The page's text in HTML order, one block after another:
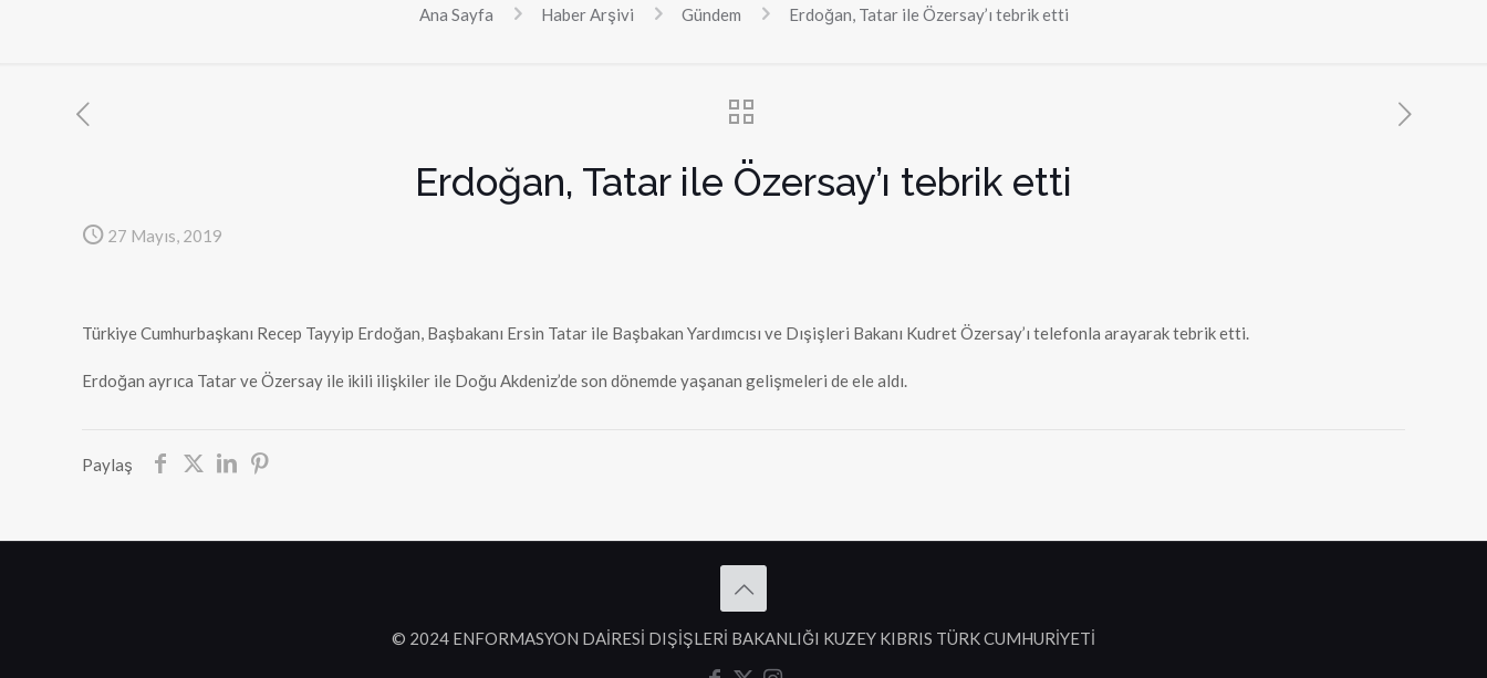
Ana Sayfa Haber Arşivi Gündem Erdoğan, Tatar ile Özersay’ı tebrik etti
Erdoğan, Tatar ile Özersay’ı tebrik etti
27 Mayıs, 2019
Türkiye Cumhurbaşkanı Recep Tayyip Erdoğan, Başbakanı Ersin Tatar ile Başbakan Yardımcısı ve Dışişleri Bakanı Kudret Özersay’ı telefonla arayarak tebrik etti.
Erdoğan ayrıca Tatar ve Özersay ile ikili ilişkiler ile Doğu Akdeniz’de son dönemde yaşanan gelişmeleri de ele aldı.
Paylaş
© 2024 ENFORMASYON DAİRESİ DIŞİŞLERİ BAKANLIĞI KUZEY KIBRIS TÜRK CUMHURİYETİ